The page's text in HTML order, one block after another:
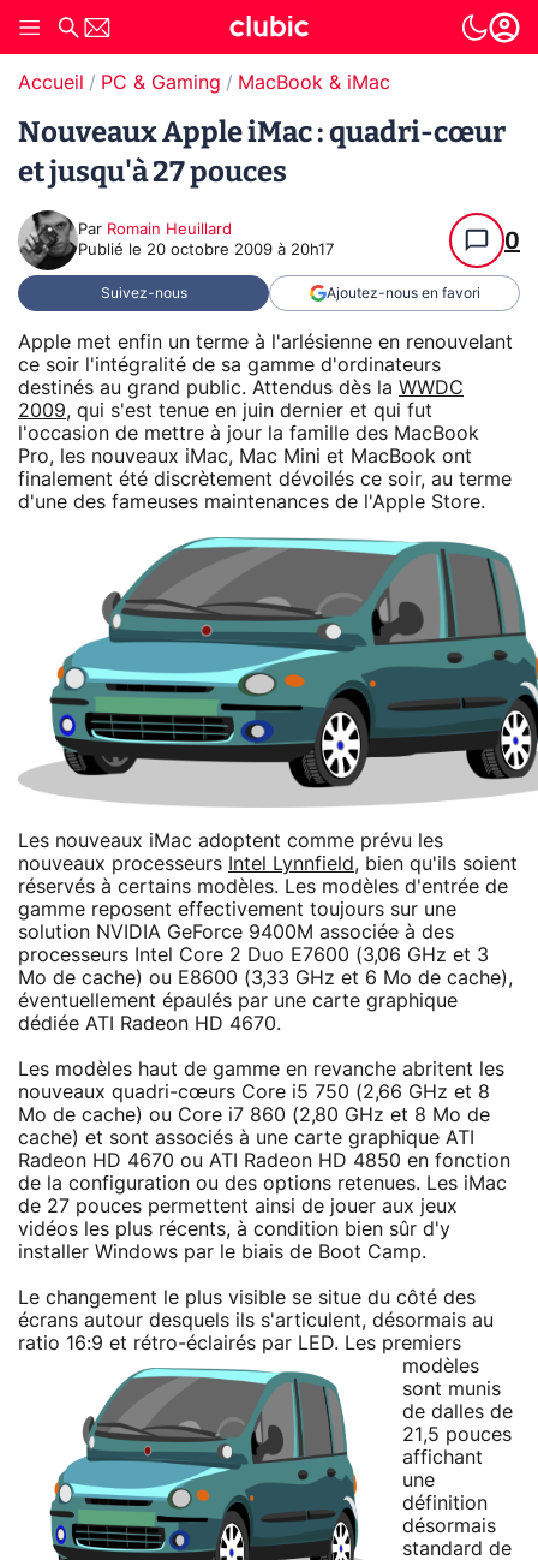
Accueil PC & Gaming MacBook & iMac
Nouveaux Apple iMac : quadri-cœur
et jusqu'à 27 pouces
Par Romain Heuillard
Publié le 20 octobre 2009 à 20h17 0
Suivez-nous Ajoutez-nous en favori
Apple met enfin un terme à l'arlésienne en renouvelant
ce soir l'intégralité de sa gamme d'ordinateurs
destinés au grand public. Attendus dès la WWDC
2009, qui s'est tenue en juin dernier et qui fut
l'occasion de mettre à jour la famille des MacBook
Pro, les nouveaux iMac, Mac Mini et MacBook ont
finalement été discrètement dévoilés ce soir, au terme
d'une des fameuses maintenances de l'Apple Store.
Les nouveaux iMac adoptent comme prévu les
nouveaux processeurs
Intel Lynnfield, bien qu'ils soient
réservés à certains modèles. Les modèles d'entrée de
gamme reposent effectivement toujours sur une
solution NVIDIA GeForce 9400M associée à des
processeurs Intel Core 2 Duo E7600 (3,06 GHz et 3
Mo de cache) ou E8600 (3,33 GHz et 6 Mo de cache),
éventuellement épaulés par une carte graphique
dédiée ATI Radeon HD 4670.
Les modèles haut de gamme en revanche abritent les
nouveaux quadri-cœurs Core i5 750 (2,66 GHz et 8
Mo de cache) ou Core i7 860 (2,80 GHz et 8 Mo de
cache) et sont associés à une carte graphique ATI
Radeon HD 4670 ou ATI Radeon HD 4850 en fonction
de la configuration ou des options retenues. Les iMac
de 27 pouces permettent ainsi de jouer aux jeux
vidéos les plus récents, à condition bien sûr d'y
installer Windows par le biais de Boot Camp.
Le changement le plus visible se situe du côté des
écrans autour desquels ils s'articulent, désormais au
ratio 16:9 et rétro-éclairés par LED. Les premiers
modèles
sont munis
de dalles de
21,5 pouces
affichant
une
définition
désormais
standard de